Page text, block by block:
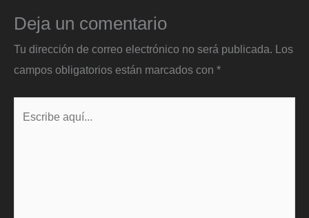
Deja un comentario
Tu dirección de correo electrónico no será publicada.
Los
campos obligatorios están marcados con *